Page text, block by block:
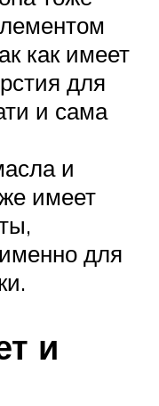
как имеет
для
и сама
и
имеет
для
и